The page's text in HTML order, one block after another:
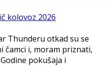
kolovoz 2026
Thunderu otkad su se
čamci i, moram priznati,
pokušaja i